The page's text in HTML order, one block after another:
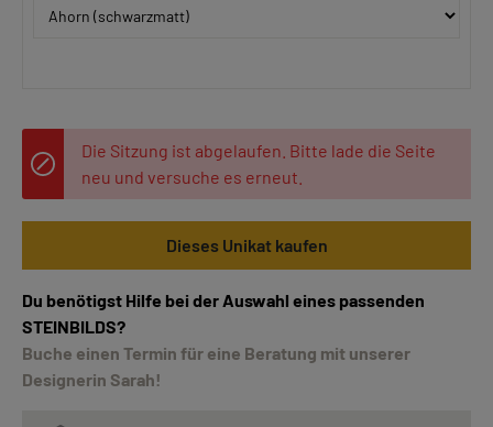
Die Sitzung ist abgelaufen. Bitte lade die Seite
neu und versuche es erneut.
Dieses Unikat kaufen
Du benötigst Hilfe bei der Auswahl eines passenden
STEINBILDS?
Buche einen Termin für eine Beratung mit unserer
Designerin Sarah!